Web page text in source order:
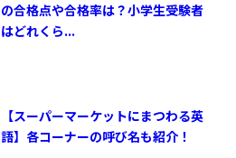
の合格点や合格率は？小学生受験者
はどれくら...
【スーパーマーケットにまつわる英
語】各コーナーの呼び名も紹介！